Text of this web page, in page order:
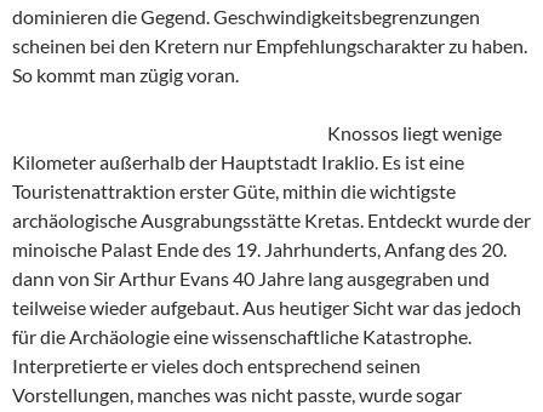
dominieren die Gegend. Geschwindigkeitsbegrenzungen
scheinen bei den Kretern nur Empfehlungscharakter zu haben.
So kommt man zügig voran.
Knossos liegt wenige
Kilometer außerhalb der Hauptstadt Iraklio. Es ist eine
Touristenattraktion erster Güte, mithin die wichtigste
archäologische Ausgrabungsstätte Kretas. Entdeckt wurde der
minoische Palast Ende des 19. Jahrhunderts, Anfang des 20.
dann von Sir Arthur Evans 40 Jahre lang ausgegraben und
teilweise wieder aufgebaut. Aus heutiger Sicht war das jedoch
für die Archäologie eine wissenschaftliche Katastrophe.
Interpretierte er vieles doch entsprechend seinen
Vorstellungen, manches was nicht passte, wurde sogar